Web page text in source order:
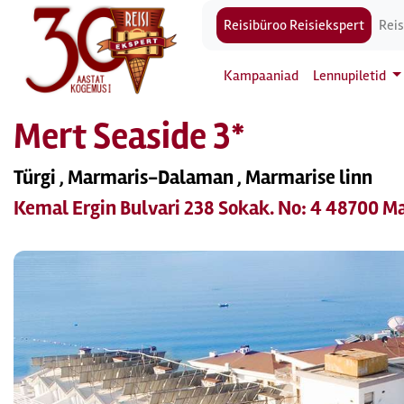
Reisibüroo Reisiekspert
Kampaaniad Lennupiletid
Mert Seaside 3*
Türgi , Marmaris-Dalaman , Marmarise linn
Kemal Ergin Bulvari 238 Sokak. No: 4 48700